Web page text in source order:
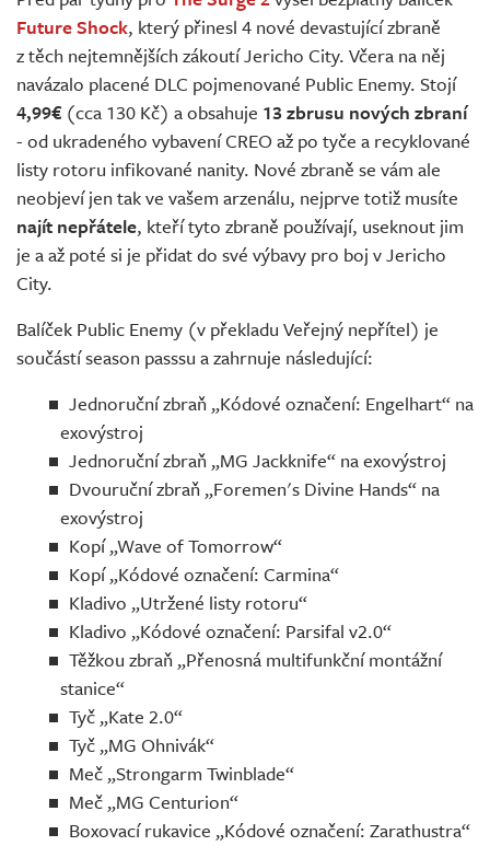
Živě
Future Shock, který přinesl 4 nové devastující zbraně
z těch nejtemnějších zákoutí Jericho City. Včera na něj
navázalo placené DLC pojmenované Public Enemy. Stojí
4,99€ (cca 130 Kč) a obsahuje 13 zbrusu nových zbraní
- od ukradeného vybavení CREO až po tyče a recyklované
listy rotoru infikované nanity. Nové zbraně se vám ale
neobjeví jen tak ve vašem arzenálu, nejprve totiž musíte
najít nepřátele, kteří tyto zbraně používají, useknout jim
je a až poté si je přidat do své výbavy pro boj v Jericho
City.
Balíček Public Enemy (v překladu Veřejný nepřítel) je
součástí season passsu a zahrnuje následující:
Jednoruční zbraň „Kódové označení: Engelhart“ na
exovýstroj
Jednoruční zbraň „MG Jackknife“ na exovýstroj
Dvouruční zbraň „Foremen's Divine Hands“ na
exovýstroj
Kopí „Wave of Tomorrow“
Kopí „Kódové označení: Carmina“
Kladivo „Utržené listy rotoru“
Kladivo „Kódové označení: Parsifal v2.0“
Těžkou zbraň „Přenosná multifunkční montážní
stanice“
Tyč „Kate 2.0“
Tyč „MG Ohnivák“
Meč „Strongarm Twinblade“
Meč „MG Centurion“
Boxovací rukavice „Kódové označení: Zarathustra“